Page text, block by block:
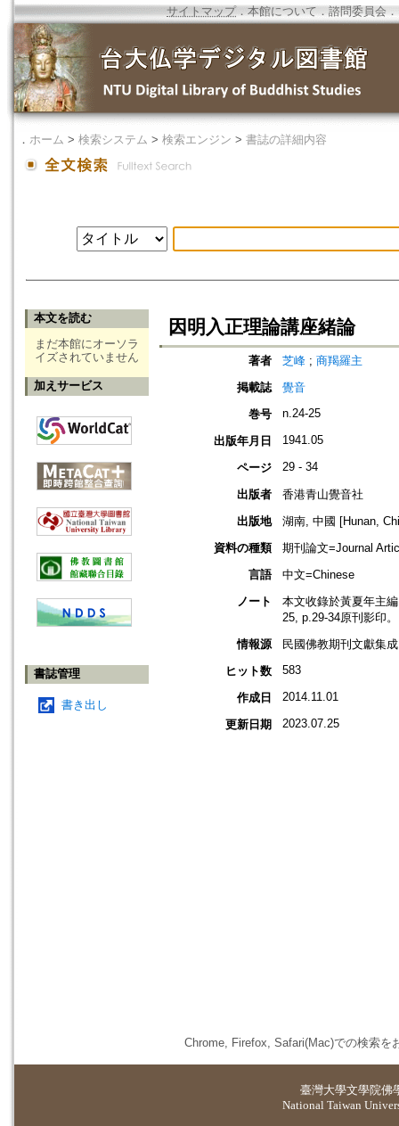
サイトマップ．本館について ． 諮問委員会 ．
． ホーム > 検索システム > 検索エンジン > 書誌の詳細内容
本文を読む
まだ本館にオーソラ
イズされていません
加えサービス
書誌管理
書き出し
因明入正理論講座緒論
著者 芝峰 ; 商羯羅主
掲載誌
覺音
巻号
n.24-25
出版年月日 1941.05
ページ 29 - 34
出版者
香港青山覺音社
出版地
湖南, 中國 [Hunan,
資料の種類
期刊論文=Journal
言語
中文=Chinese
ノート
本文收錄於黃夏年主
25, p.29-34原刊影印。
情報源
民國佛教期刊文獻集
ヒット数
583
作成日 2014.11.01
更新日期 2023.07.25
Chrome, Firefox, Safari(Mac)での検索を
臺灣大學文學院佛
National Taiwan